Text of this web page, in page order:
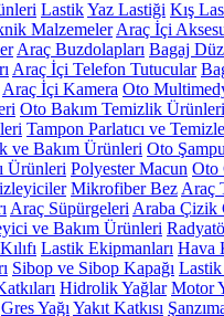
LastikYaz Lastiği Kış
Malzemeler Araç İçi
Araç Buzdolapları Bagaj
Araç İçi Telefon Tutucular
Araç İçi Kamera Oto
Oto Bakım Temizlik Ürünleri
Tampon Parlatıcı ve
ve Bakım Ürünleri Oto
Ürünleri Polyester Macun Oto
Mikrofiber Bez Araç
Araç Süpürgeleri Araba Çizik
ve Bakım Ürünleri
Lastik Ekipmanları Hava
Sibop ve Sibop Kapağı
Hidrolik Yağlar Motor
Gres Yağı Yakıt Katkısı